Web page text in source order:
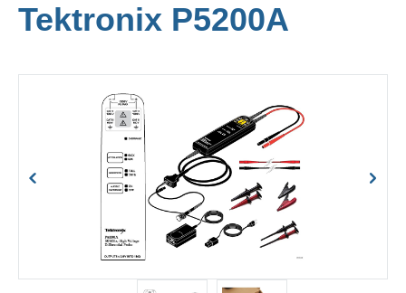
Tektronix P5200A